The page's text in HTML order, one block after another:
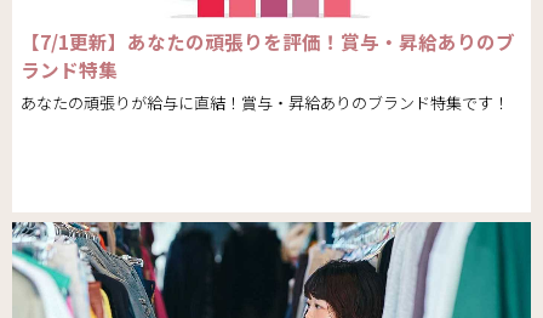
【7/1更新】あなたの頑張りを評価！賞与・昇給ありのブ
ランド特集
あなたの頑張りが給与に直結！賞与・昇給ありのブランド特集です！